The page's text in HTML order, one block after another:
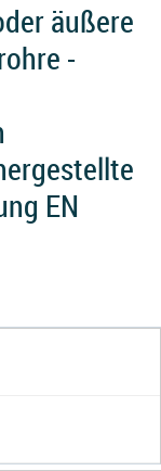
äußere
-
EN